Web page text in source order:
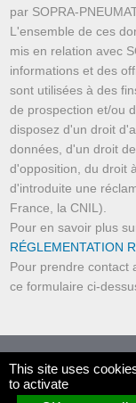
par SOPRA-
L'ensemble de ces
mis en relation avec
informations et des
sont utilisées à des
de prospection et/ou
disposez d'un droit
données, d'un droit
d'opposition, du droit
d'introduite une
France, la CNIL).
Pour en savoir plus
RÉGLEMENTATION
Pour prendre contact
ce formulaire ci-
©
Plan du site-
This site uses
to activate